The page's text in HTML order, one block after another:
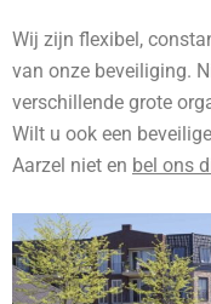
Wij zijn flexibel,
van onze beveiliging.
verschillende grote
Wilt u ook een
Aarzel niet en bel ons